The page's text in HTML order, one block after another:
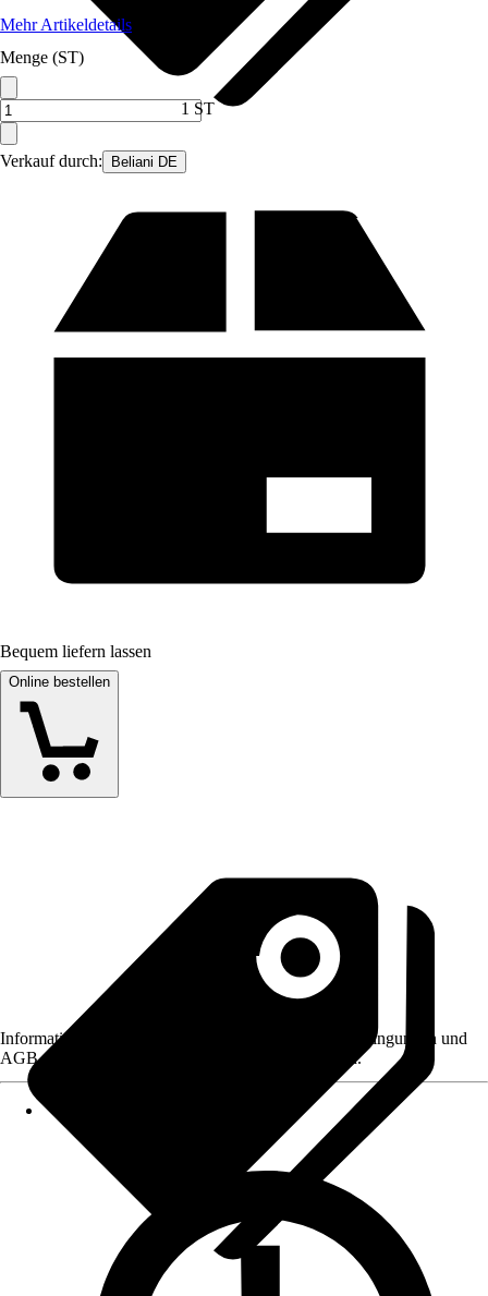
Verkauf durch: Beliani DE
Mehr Artikeldetails
Menge (ST)
1 ST
Bequem liefern lassen
Online bestellen
Informationen des Verkäufers, wie z. B. Rückgabebedingungen und
AGB, finden Sie bei Klick auf den Verkäufernamen.